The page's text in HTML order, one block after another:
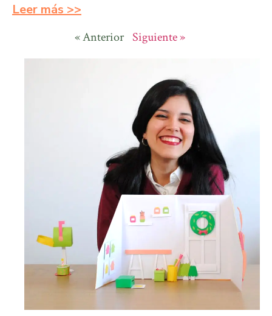
Leer más >>
« Anterior Siguiente »